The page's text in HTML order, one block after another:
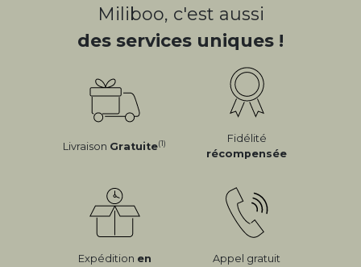
Miliboo, c'est aussi
des services uniques !
Livraison Gratuite(1)
Fidélité
récompensée
Expédition en
Appel gratuit